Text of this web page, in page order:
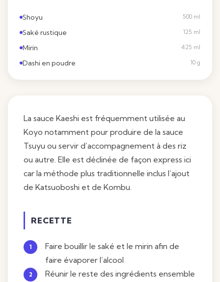
Shoyu 500 ml
Saké rustique 125 ml
Mirin 425 ml
Dashi en poudre 10 g
La sauce Kaeshi est fréquemment utilisée au
Koyo notamment pour produire de la sauce
Tsuyu ou servir d’accompagnement à des riz
ou autre. Elle est déclinée de façon express ici
car la méthode plus traditionnelle inclus l’ajout
de Katsuoboshi et de Kombu.
RECETTE
Faire bouillir le saké et le mirin afin de
faire évaporer l’alcool
Réunir le reste des ingrédients ensemble